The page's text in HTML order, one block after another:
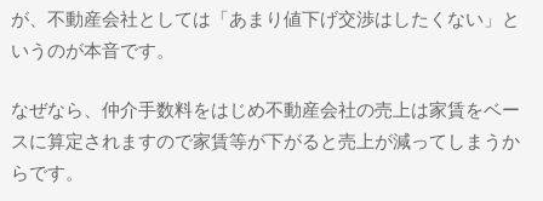
が、不動産会社としては「あまり値下げ交渉はしたくない」と
いうのが本音です。
なぜなら、仲介手数料をはじめ不動産会社の売上は家賃をベー
スに算定されますので家賃等が下がると売上が減ってしまうか
らです。